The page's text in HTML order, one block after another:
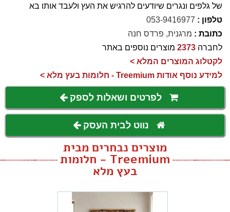
של גלפים ונגרים שיודעים להרגיש את העץ ולעבד אותו בא
טלפון : 053-9416977
כתובת : מרגנית, פרדס חנה
לחברה 2373 מוצרים נוספים באתר
לקטלוג המוצרים המלא >
למידע נוסף אודות Treemium - חלומות בעץ מלא >
לפרטים ושאלות לספק
נווט לבית העסק
מוצרים נבחרים מבית
Treemium - חלומות
בעץ מלא